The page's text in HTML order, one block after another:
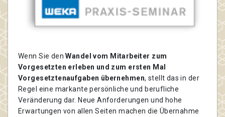
Wenn Sie denWandel vom Mitarbeiter zum
Vorgesetzten erleben und zum ersten Mal
Vorgesetztenaufgaben übernehmen, stellt das in der
Regel eine markante persönliche und berufliche
Veränderung dar. Neue Anforderungen und hohe
Erwartungen von allen Seiten machen die Übernahme